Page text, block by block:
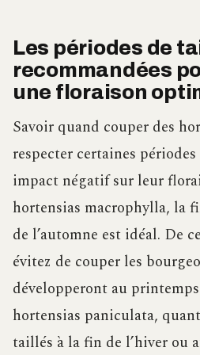
Les périodes de
recommandées
une floraison
Savoir quand couper des
respecter certaines
impact négatif sur leur
hortensias macrophylla, la
de l’automne est idéal. De
évitez de couper les
développeront au
hortensias paniculata,
taillés à la fin de l’hiver ou